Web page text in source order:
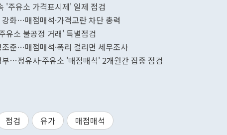
'주유소 가격표시제' 일제 점검
화…매점매석·가격교란 차단 총력
유소 불공정 거래' 특별점검
조준…매점매석·폭리 걸리면 세무조사
…정유사·주유소 '매점매석' 2개월간 집중 점검
점검 유가 매점매석